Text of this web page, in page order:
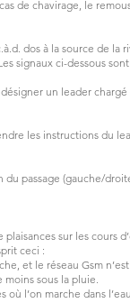
de chavirage, le
dos à la source de la
signaux ci-dessous
un leader
les instructions du
passage (gauche/
sur les cours
ceci :
et le réseau Gsm
sous la pluie.
l’on marche dans